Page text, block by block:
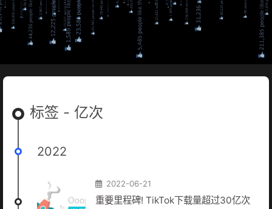
标签 - 亿次
2022
2022-06-21
重要里程碑! TikTok下载量超过30亿次